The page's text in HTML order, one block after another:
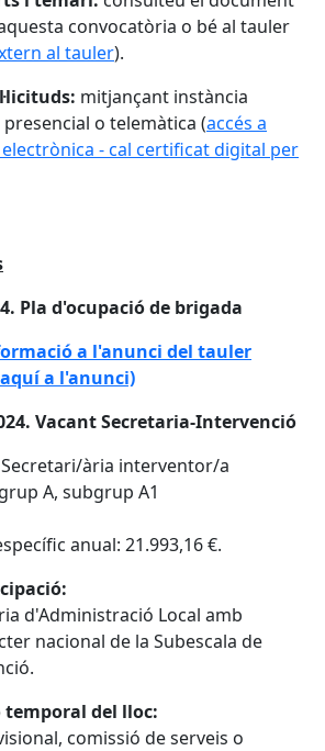
convocatòria o bé al tauler
al tauler).
mitjançant instància
o telemàtica (accés a
- cal certificat digital per
Pla d'ocupació de brigada
a l'anunci del tauler
a l'anunci)
Vacant Secretaria-Intervenció
ària interventor/a
A, subgrup A1
anual: 21.993,16 €.
d'Administració Local amb
nacional de la Subescala de
temporal del lloc:
comissió de serveis o